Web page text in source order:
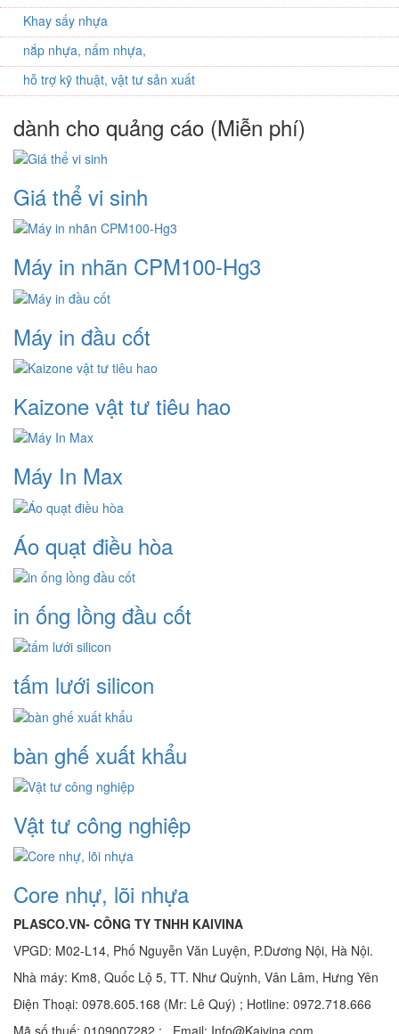
Khay sấy nhựa
nắp nhựa, nấm nhựa,
hỗ trợ kỹ thuật, vật tư sản xuất
dành cho quảng cáo (Miễn phí)
Giá thể vi sinh
Máy in nhãn CPM100-Hg3
Máy in đầu cốt
Kaizone vật tư tiêu hao
Máy In Max
Áo quạt điều hòa
in ống lồng đầu cốt
tấm lưới silicon
bàn ghế xuất khẩu
Vật tư công nghiệp
Core nhự, lõi nhựa
PLASCO.VN- CÔNG TY TNHH KAIVINA
VPGD: M02-L14, Phố Nguyễn Văn Luyện, P.Dương Nội, Hà Nội.
Nhà máy: Km8, Quốc Lộ 5, TT. Như Quỳnh, Vân Lâm, Hưng Yên
Điện Thoại: 0978.605.168 (Mr: Lê Quý) ; Hotline: 0972.718.666